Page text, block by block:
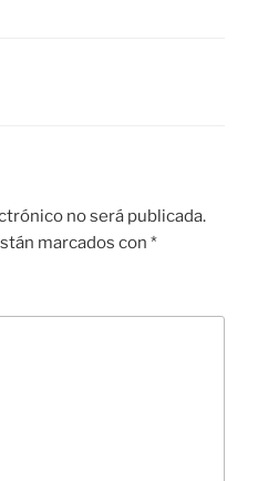
no será publicada.
marcados con *